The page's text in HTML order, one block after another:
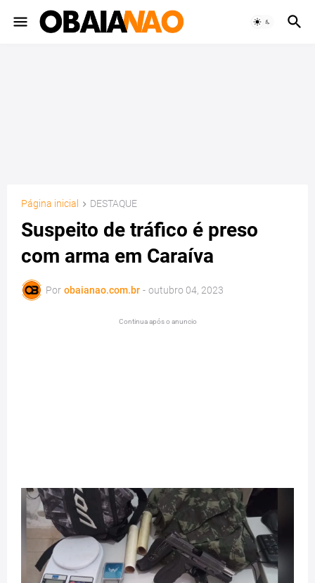
Página inicial DESTAQUE
Suspeito de tráfico é preso
com arma em Caraíva
Por obaianao.com.br - outubro 04, 2023
Continua após o anuncio